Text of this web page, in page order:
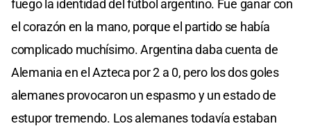
fuego la identidad del fútbol argentino. Fue ganar con
el corazón en la mano, porque el partido se había
complicado muchísimo. Argentina daba cuenta de
Alemania en el Azteca por 2 a 0, pero los dos goles
alemanes provocaron un espasmo y un estado de
estupor tremendo. Los alemanes todavía estaban